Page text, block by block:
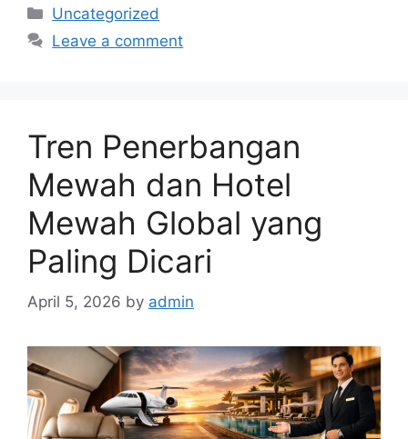
Categories
Uncategorized
Leave a comment
Tren Penerbangan
Mewah dan Hotel
Mewah Global yang
Paling Dicari
April 5, 2026 by admin